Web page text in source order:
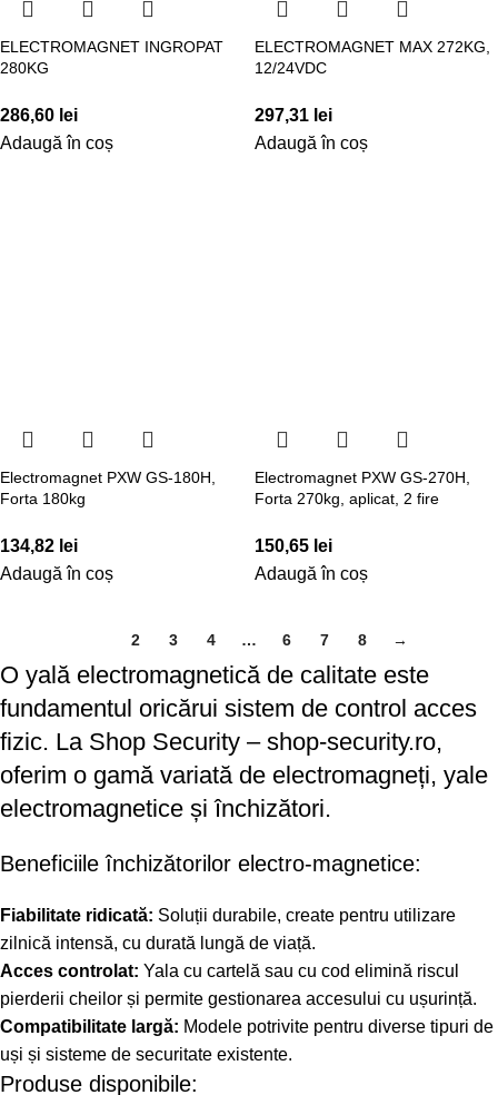
ELECTROMAGNET INGROPAT
280KG
286,60 lei
Adaugă în coș
ELECTROMAGNET MAX 272KG,
12/24VDC
297,31 lei
Adaugă în coș
Electromagnet PXW GS-180H,
Forta 180kg
134,82 lei
Adaugă în coș
Electromagnet PXW GS-270H,
Forta 270kg, aplicat, 2 fire
150,65 lei
Adaugă în coș
2 3 4 … 6 7 8 →
O yală electromagnetică de calitate este
fundamentul oricărui sistem de control acces
fizic. La Shop Security – shop-security.ro,
oferim o gamă variată de electromagneți, yale
electromagnetice și închizători.
Beneficiile închizătorilor electro-magnetice:
Fiabilitate ridicată: Soluții durabile, create pentru utilizare
zilnică intensă, cu durată lungă de viață.
Acces controlat: Yala cu cartelă sau cu cod elimină riscul
pierderii cheilor și permite gestionarea accesului cu ușurință.
Compatibilitate largă: Modele potrivite pentru diverse tipuri de
uși și sisteme de securitate existente.
Produse disponibile: